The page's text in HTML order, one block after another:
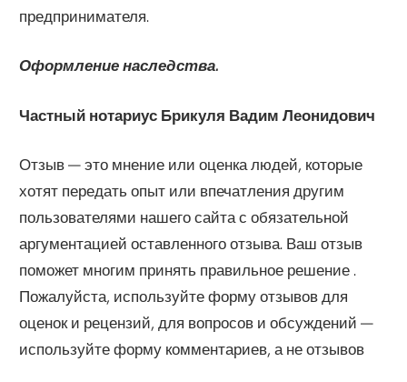
предпринимателя.
Оформление наследства.
Частный нотариус Брикуля Вадим Леонидович
Отзыв — это мнение или оценка людей, которые
хотят передать опыт или впечатления другим
пользователями нашего сайта с обязательной
аргументацией оставленного отзыва. Ваш отзыв
поможет многим принять правильное решение .
Пожалуйста, используйте форму отзывов для
оценок и рецензий, для вопросов и обсуждений —
используйте форму комментариев, а не отзывов